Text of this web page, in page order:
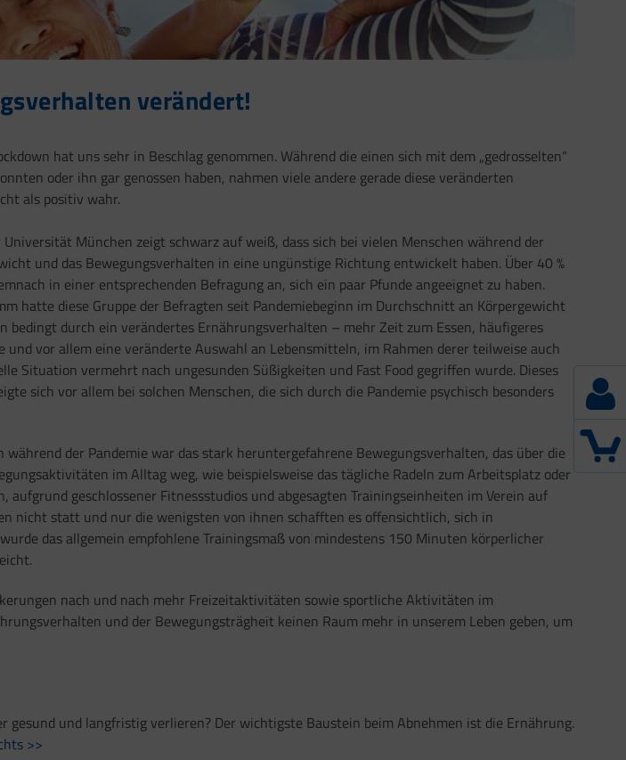
verändert!
hat uns sehr in Beschlag genommen. Während die einen sich mit dem „gedrosselten“
oder ihn gar genossen haben, nahmen viele andere gerade diese veränderten
als positiv wahr.
München zeigt schwarz auf weiß, dass sich bei vielen Menschen während der
und das Bewegungsverhalten in eine ungünstige Richtung entwickelt haben. Über 40 %
in einer entsprechenden Befragung an, sich ein paar Pfunde angeeignet zu haben.
hatte diese Gruppe der Befragten seit Pandemiebeginn im Durchschnitt an Körpergewicht
bedingt durch ein verändertes Ernährungsverhalten – mehr Zeit zum Essen, häufigeres
und vor allem eine veränderte Auswahl an Lebensmitteln, im Rahmen derer teilweise auch
Situation vermehrt nach ungesunden Süßigkeiten und Fast Food gegriffen wurde. Dieses
sich vor allem bei solchen Menschen, die sich durch die Pandemie psychisch besonders
der Pandemie war das stark heruntergefahrene Bewegungsverhalten, das über die
im Alltag weg, wie beispielsweise das tägliche Radeln zum Arbeitsplatz oder
geschlossener Fitnessstudios und abgesagten Trainingseinheiten im Verein auf
nicht statt und nur die wenigsten von ihnen schafften es offensichtlich, sich in
das allgemein empfohlene Trainingsmaß von mindestens 150 Minuten körperlicher
nach und nach mehr Freizeitaktivitäten sowie sportliche Aktivitäten im
und der Bewegungsträgheit keinen Raum mehr in unserem Leben geben, um
und langfristig verlieren? Der wichtigste Baustein beim Abnehmen ist die Ernährung.
>>